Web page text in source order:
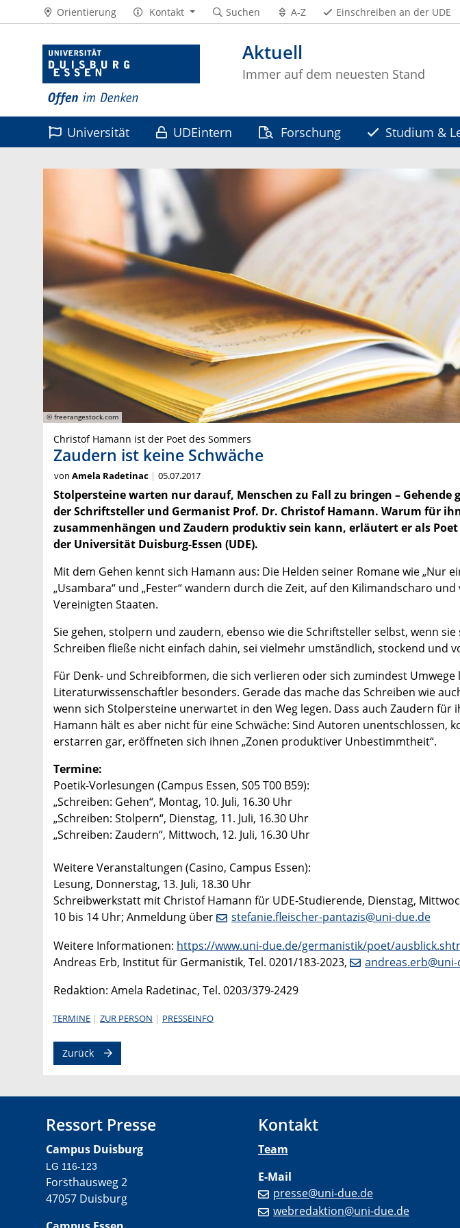
Aktuell
Immer auf dem neuesten Stand
Orientierung Kontakt Suchen A-Z Einschreiben an der UDE
Universität UDEintern Forschung Studium &
© freerangestock.com
Christof Hamann ist der Poet des Sommers
Zaudern ist keine Schwäche
von Amela Radetinac 05.07.2017
Stolpersteine warten nur darauf, Menschen zu Fall zu bringen – Gehende
der Schriftsteller und Germanist Prof. Dr. Christof Hamann. Warum für
zusammenhängen und Zaudern produktiv sein kann, erläutert er als Poet
der Universität Duisburg-Essen (UDE).
Mit dem Gehen kennt sich Hamann aus: Die Helden seiner Romane wie „Nur
„Usambara“ und „Fester“ wandern durch die Zeit, auf den Kilimandscharo
Vereinigten Staaten.
Sie gehen, stolpern und zaudern, ebenso wie die Schriftsteller selbst, wenn
Schreiben fließe nicht einfach dahin, sei vielmehr umständlich, stockend und
Für Denk- und Schreibformen, die sich verlieren oder sich zumindest
Literaturwissenschaftler besonders. Gerade das mache das Schreiben wie
wenn sich Stolpersteine unerwartet in den Weg legen. Dass auch Zaudern für
Hamann hält es aber nicht für eine Schwäche: Sind Autoren unentschlossen,
erstarren gar, eröffneten sich ihnen „Zonen produktiver Unbestimmtheit“.
Termine:
Poetik-Vorlesungen (Campus Essen, S05 T00 B59):
„Schreiben: Gehen“, Montag, 10. Juli, 16.30 Uhr
„Schreiben: Stolpern“, Dienstag, 11. Juli, 16.30 Uhr
„Schreiben: Zaudern“, Mittwoch, 12. Juli, 16.30 Uhr
Weitere Veranstaltungen (Casino, Campus Essen):
Lesung, Donnerstag, 13. Juli, 18.30 Uhr
Schreibwerkstatt mit Christof Hamann für UDE-Studierende, Dienstag,
10 bis 14 Uhr; Anmeldung über
stefanie.fleischer-pantazis@uni-due.de
Weitere Informationen: https://www.uni-due.de/germanistik/poet/
Andreas Erb, Institut für Germanistik, Tel. 0201/183-2023,
Redaktion: Amela Radetinac, Tel. 0203/379-2429
TERMINE ZUR PERSON PRESSEINFO
Zurück
Ressort Presse
Campus Duisburg
LG 116-123
Forsthausweg 2
47057 Duisburg
Kontakt
Team
E-Mail
presse@uni-due.de
webredaktion@uni-due.de